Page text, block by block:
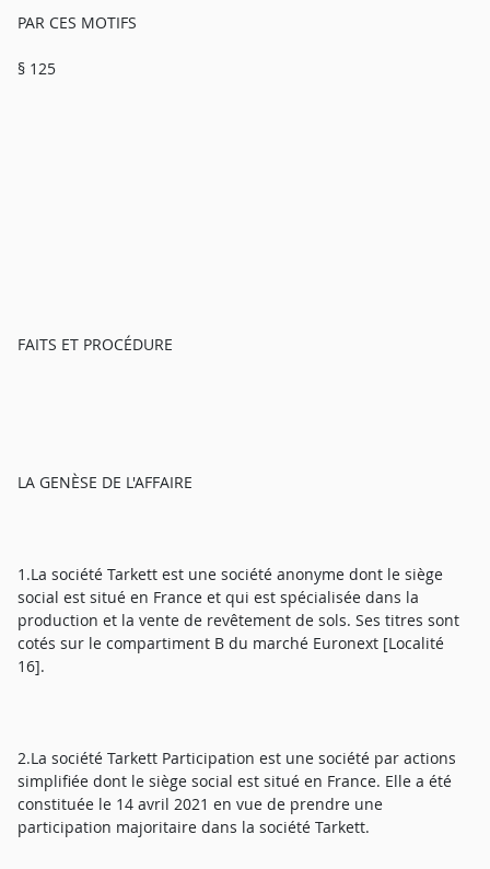
PAR CES MOTIFS
§ 125
FAITS ET PROCÉDURE
LA GENÈSE DE L'AFFAIRE
1.La société Tarkett est une société anonyme dont le siège
social est situé en France et qui est spécialisée dans la
production et la vente de revêtement de sols. Ses titres sont
cotés sur le compartiment B du marché Euronext [Localité
16].
2.La société Tarkett Participation est une société par actions
simplifiée dont le siège social est situé en France. Elle a été
constituée le 14 avril 2021 en vue de prendre une
participation majoritaire dans la société Tarkett.